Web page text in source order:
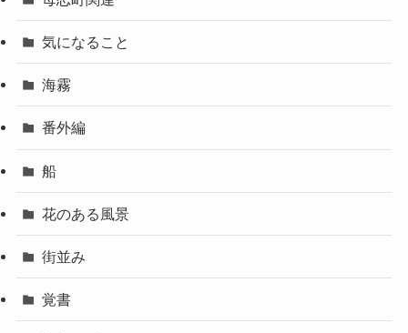
気になること
海霧
番外編
船
花のある風景
街並み
覚書